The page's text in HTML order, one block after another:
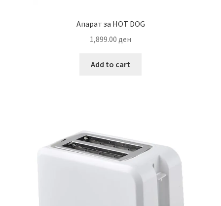
Апарат за HOT DOG
1,899.00 ден
Add to cart